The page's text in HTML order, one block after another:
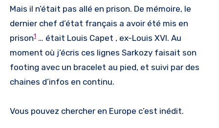
Mais il n’était pas allé en prison. De mémoire, le
dernier chef d’état français a avoir été mis en
prison1 … était Louis Capet , ex-Louis XVI. Au
moment où j’écris ces lignes Sarkozy faisait son
footing avec un bracelet au pied, et suivi par des
chaines d’infos en continu.
Vous pouvez chercher en Europe c’est inédit.